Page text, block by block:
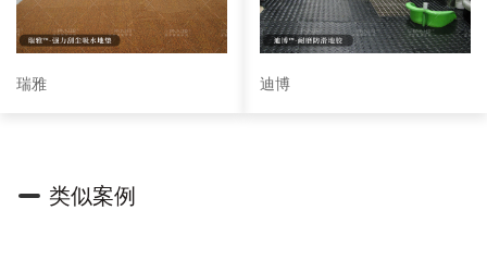
瑞雅 迪博
类似案例